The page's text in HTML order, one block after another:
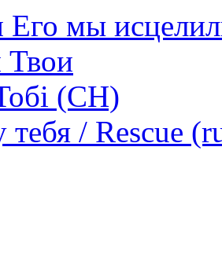
Его мы
Твои
(СН)
тебя / Rescue